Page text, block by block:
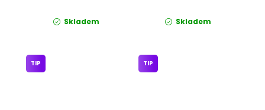
Skladem Skladem
TIP TIP